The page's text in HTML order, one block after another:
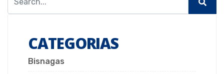
CATEGORIAS
Bisnagas